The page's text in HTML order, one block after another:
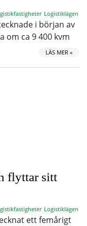
Logistiklägen
i början av
om ca 9 400 kvm
LÄS MER »
flyttar sitt
Logistiklägen
ett femårigt